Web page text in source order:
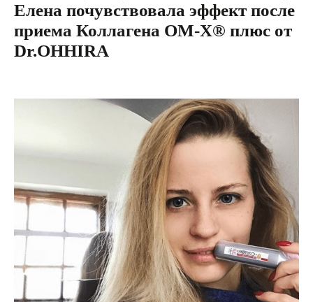
Елена почувствовала эффект после
приема Коллагена ОМ-Х® плюс от
Dr.OHHIRA